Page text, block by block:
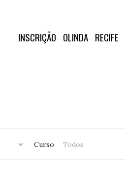
INSCRIÇÃO OLINDA RECIFE
Curso